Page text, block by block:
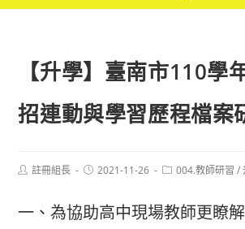
【升學】臺南市110學
招連動與學習歷程檔案
Post註冊組長
Post2021-11-26
Post004.教師研習 /
一、為協助高中現場教師更瞭